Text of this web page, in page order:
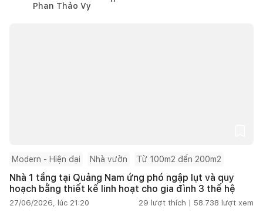
Phan Thảo Vy
Modern - Hiện đại Nhà vườn Từ 100m2 đến 200m2
Nhà 1 tầng tại Quảng Nam ứng phó ngập lụt và quy
hoạch bằng thiết kế linh hoạt cho gia đình 3 thế hệ
27/06/2026, lúc 21:20 29 lượt thích | 58.738 lượt xem